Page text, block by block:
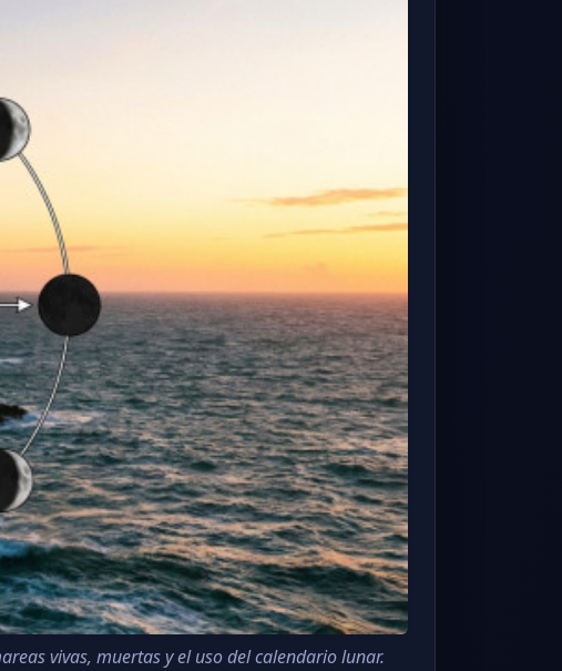
vivas, muertas y el uso del calendario lunar.